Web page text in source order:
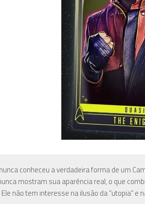
conheceu a verdadeira forma de um
mostram sua aparência real, o que
Ele não tem interesse na ilusão da “utopia”